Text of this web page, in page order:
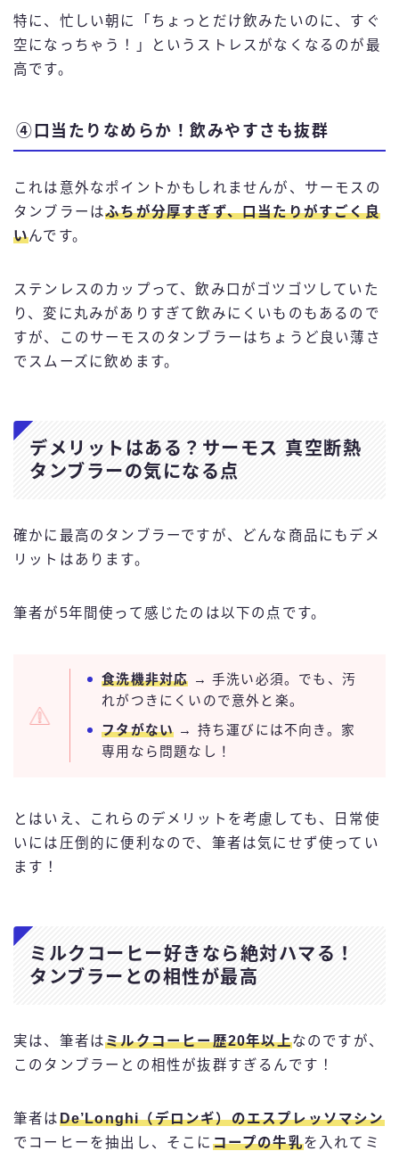
特に、忙しい朝に「ちょっとだけ飲みたいのに、すぐ
空になっちゃう！」というストレスがなくなるのが最
高です。
④口当たりなめらか！飲みやすさも抜群
これは意外なポイントかもしれませんが、サーモスの
タンブラーはふちが分厚すぎず、口当たりがすごく良
いんです。
ステンレスのカップって、飲み口がゴツゴツしていた
り、変に丸みがありすぎて飲みにくいものもあるので
すが、このサーモスのタンブラーはちょうど良い薄さ
でスムーズに飲めます。
デメリットはある？サーモス 真空断熱
タンブラーの気になる点
確かに最高のタンブラーですが、どんな商品にもデメ
リットはあります。
筆者が5年間使って感じたのは以下の点です。
食洗機非対応 → 手洗い必須。でも、汚
れがつきにくいので意外と楽。
フタがない → 持ち運びには不向き。家
専用なら問題なし！
とはいえ、これらのデメリットを考慮しても、日常使
いには圧倒的に便利なので、筆者は気にせず使ってい
ます！
ミルクコーヒー好きなら絶対ハマる！
タンブラーとの相性が最高
実は、筆者はミルクコーヒー歴20年以上なのですが、
このタンブラーとの相性が抜群すぎるんです！
筆者はDe’Longhi（デロンギ）のエスプレッソマシン
でコーヒーを抽出し、そこに コープの牛乳を入れてミ